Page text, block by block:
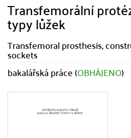
Transfemorální
typy lůžek
Transfemoral prosthesis,
sockets
bakalářská práce (OBHÁJENO)